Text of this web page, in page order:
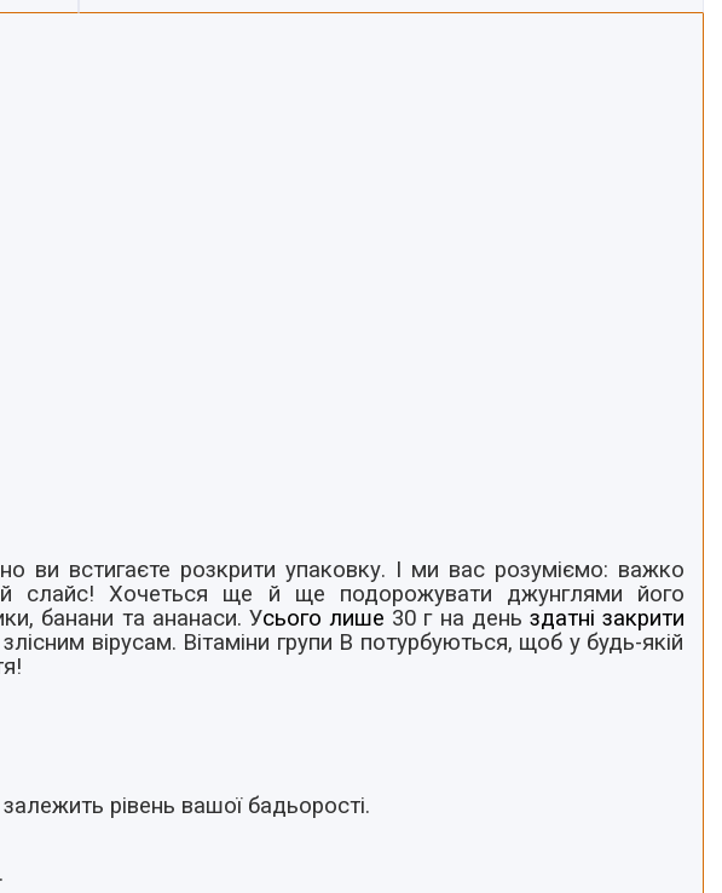
ви встигаєте розкрити упаковку. І ми вас розуміємо: важко
слайс! Хочеться ще й ще подорожувати джунглями його
банани та ананаси. Усього лише 30 г на день здатні закрити
вірусам. Вітаміни групи В потурбуються, щоб у будь-якій
рівень вашої бадьорості.